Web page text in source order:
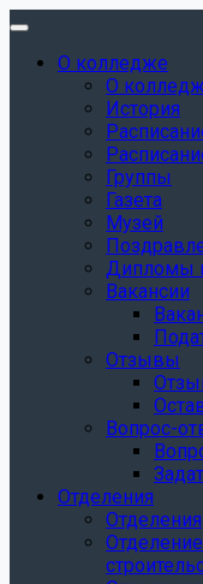
О колледже
О
История
Группы
Газета
Музей
Дипломы
Вакансии
Отзывы
Вопрос-
Отделения
Отделения